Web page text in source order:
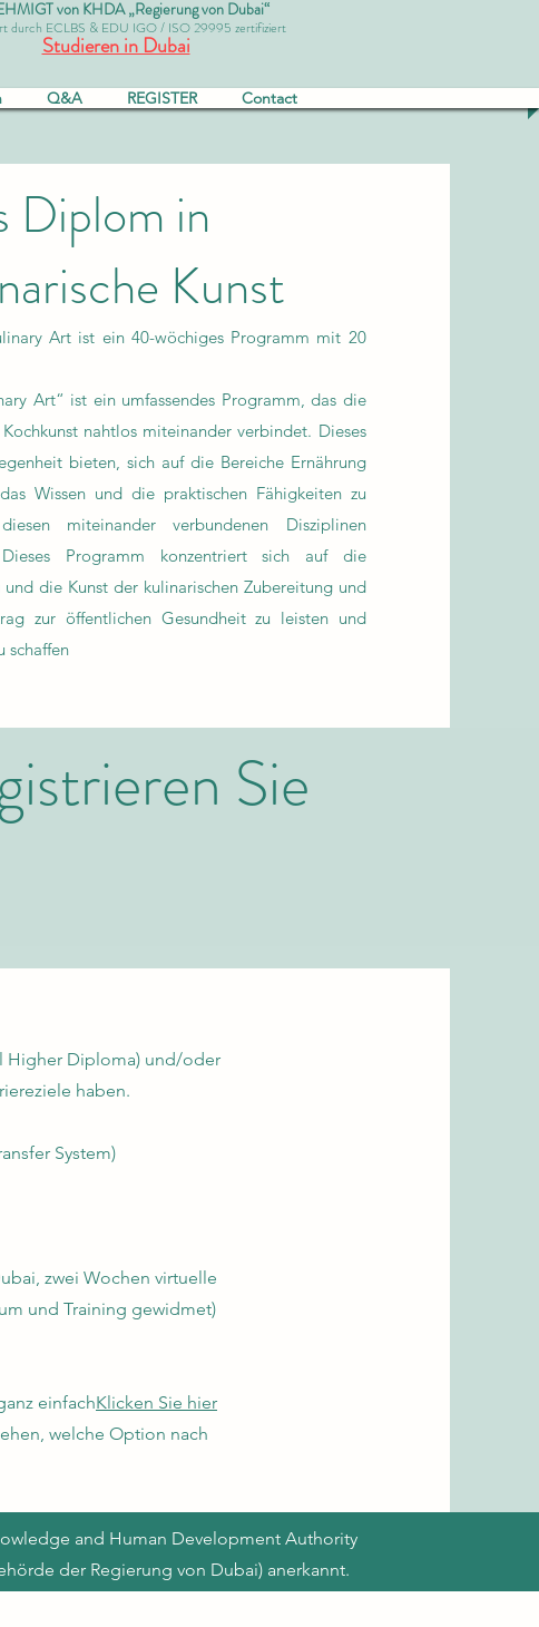
von KHDA „Regierung von Dubai“
durch ECLBS & EDU IGO / ISO 29995 zertifiziert
Studieren in Dubai
Q&A REGISTER Contact
Diplom in
Kunst
Art ist ein 40-wöchiges Programm mit 20
Art“ ist ein umfassendes Programm, das die
nahtlos miteinander verbindet. Dieses
bieten, sich auf die Bereiche Ernährung
Wissen und die praktischen Fähigkeiten zu
miteinander verbundenen Disziplinen
Programm konzentriert sich auf die
die Kunst der kulinarischen Zubereitung und
zur öffentlichen Gesundheit zu leisten und
schaffen
Sie
Higher Diploma) und/oder
haben.
System)
zwei Wochen virtuelle
und Training gewidmet)
einfachKlicken Sie hier
welche Option nach
and Human Development Authority
der Regierung von Dubai) anerkannt.